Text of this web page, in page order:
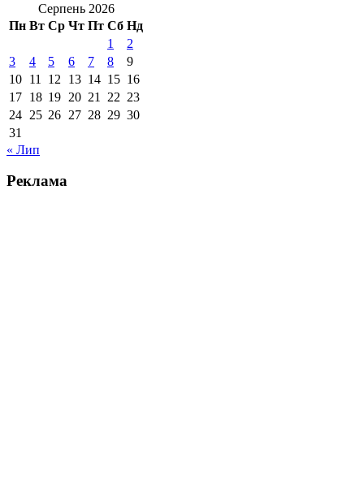
Серпень 2026
Пн Вт Ср Чт Пт Сб Нд
1
2
3
4 5 6 7 8
9
10 11 12 13 14 15 16
17 18 19 20 21 22 23
24 25 26 27 28 29 30
31
« Лип
Реклама